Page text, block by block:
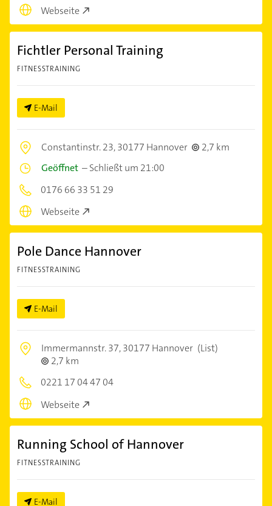
Webseite
Fichtler Personal Training
FITNESSTRAINING
E-Mail
Constantinstr. 23,30177 Hannover
2,7 km
Geöffnet –Schließt um 21:00
0176 66 33 51 29
Webseite
Pole Dance Hannover
FITNESSTRAINING
E-Mail
Immermannstr. 37,30177 Hannover (List)
2,7 km
0221 17 04 47 04
Webseite
Running School of Hannover
FITNESSTRAINING
E-Mail